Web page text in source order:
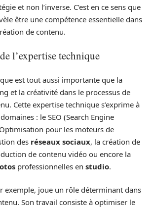
et non l’inverse. C’est en ce sens que
être une compétence essentielle dans
de contenu.
l’expertise technique
est tout aussi importante que la
et la créativité dans le processus de
Cette expertise technique s’exprime à
: le SEO (Search Engine
pour les moteurs de
des réseaux sociaux, la création de
de contenu vidéo ou encore la
professionnelles en studio.
exemple, joue un rôle déterminant dans
Son travail consiste à optimiser le